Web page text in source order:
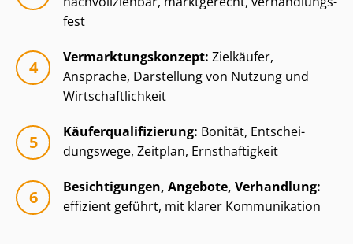
fest
Ver­mark­tungs­kon­zept: Zielkäufer,
Ansprache, Darstellung von Nutzung und
Wirt­schaft­lich­keit
Käu­fer­qua­li­fi­zie­rung: Bonität, Ent­schei­
dungs­we­ge, Zeitplan, Ernsthaftigkeit
Besichtigungen, Angebote, Verhandlung:
effizient geführt, mit klarer Kommunikation